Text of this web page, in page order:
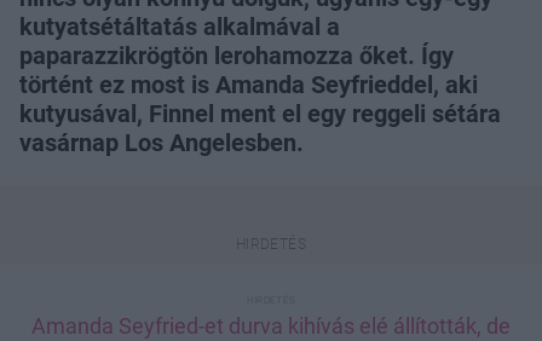
kutyatsétáltatás alkalmával a
paparazzikrögtön lerohamozza őket. Így
történt ez most is Amanda Seyfrieddel, aki
kutyusával, Finnel ment el egy reggeli sétára
vasárnap Los Angelesben.
Amanda Seyfried-et durva kihívás elé állították, de